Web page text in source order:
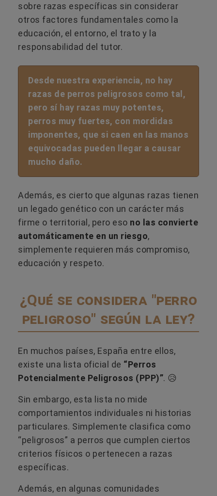
sobre razas específicas sin considerar
otros factores fundamentales como la
educación, el entorno, el trato y la
responsabilidad del tutor.
Desde nuestra experiencia, no hay
razas de perros peligrosos como tal,
pero sí hay razas muy potentes,
perros muy fuertes, con mordidas
imponentes, que si caen en las manos
equivocadas pueden llegar a causar
mucho daño.
Además, es cierto que algunas razas tienen
un legado genético con un carácter más
firme o territorial, pero eso no las convierte
automáticamente en un riesgo,
simplemente requieren más compromiso,
educación y respeto.
¿Qué se considera "perro
peligroso" según la ley?
En muchos países, España entre ellos,
existe una lista oficial de “Perros
Potencialmente Peligrosos (PPP)”. 😥
Sin embargo, esta lista no mide
comportamientos individuales ni historias
particulares. Simplemente clasifica como
“peligrosos” a perros que cumplen ciertos
criterios físicos o pertenecen a razas
específicas.
Además, en algunas comunidades